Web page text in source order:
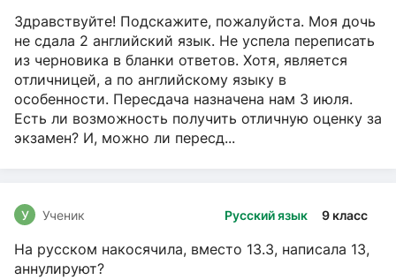
Здравствуйте! Подскажите, пожалуйста. Моя дочь
не сдала 2 английский язык. Не успела переписать
из черновика в бланки ответов. Хотя, является
отличницей, а по английскому языку в
особенности. Пересдача назначена нам 3 июля.
Есть ли возможность получить отличную оценку за
экзамен? И, можно ли пересд...
Русский язык 9 класс
У Ученик
На русском накосячила, вместо 13.3, написала 13,
аннулируют?